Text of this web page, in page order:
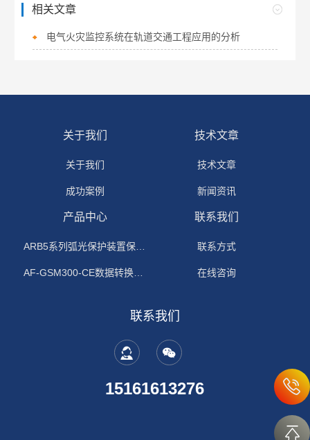
相关文章
电气火灾监控系统在轨道交通工程应用的分析
关于我们
关于我们
成功案例
技术文章
技术文章
新闻资讯
产品中心
ARB5系列弧光保护装置保护功能原理
AF-GSM300-CE数据转换模块
联系我们
联系方式
在线咨询
联系我们
15161613276